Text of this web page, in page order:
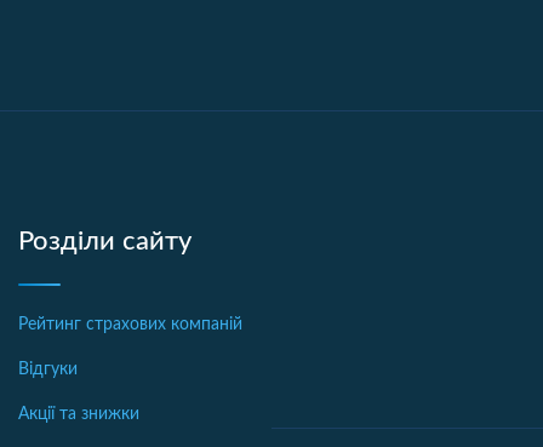
Розділи сайту
Рейтинг страхових компаній
Відгуки
Акції та знижки